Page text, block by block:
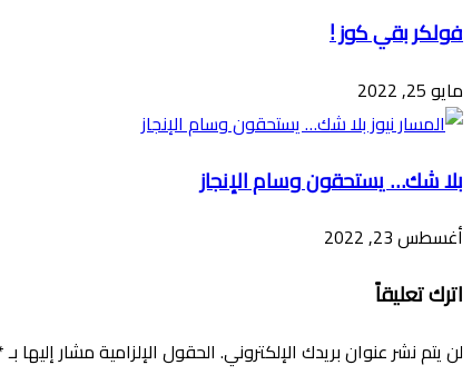
فولكر بقي كوز !
مايو 25, 2022
بلا شك… يستحقون وسام الإنجاز
أغسطس 23, 2022
اترك تعليقاً
لن يتم نشر عنوان بريدك الإلكتروني. الحقول الإلزامية مشار إليها بـ